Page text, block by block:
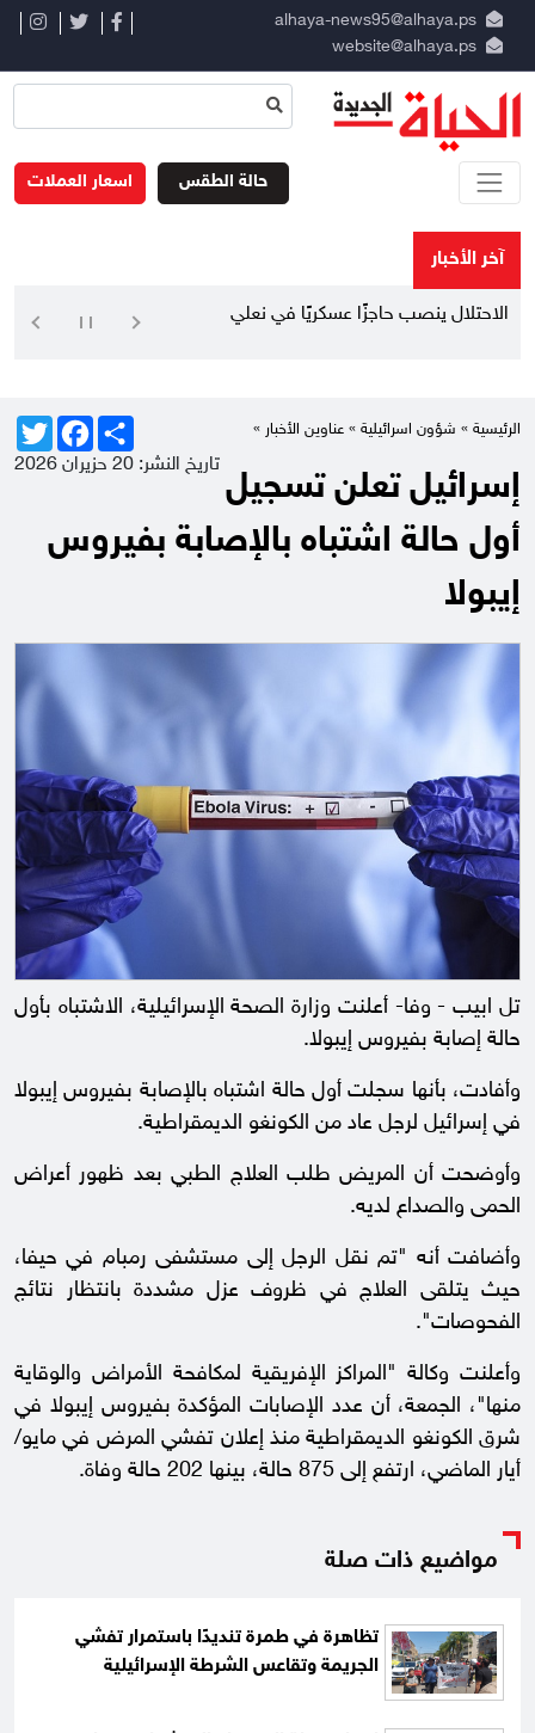
alhaya-news95@alhaya.ps
website@alhaya.ps
اسعار العملات حالة الطقس
آخر الأخبار
الاحتلال ينصب حاجزًا عسكريًا في نعلين
الرئيسية » شؤون اسرائيلية » عناوين الأخبار »
FacebookShare
تاريخ النشر: 20 حزيران 2026
إسرائيل تعلن تسجيل
أول حالة اشتباه بالإصابة بفيروس
إيبولا
تل ابيب - وفا- أعلنت وزارة الصحة الإسرائيلية، الاشتباه بأول
حالة إصابة بفيروس إيبولا.
وأفادت، بأنها سجلت أول حالة اشتباه بالإصابة بفيروس إيبولا
في إسرائيل لرجل عاد من الكونغو الديمقراطية.
وأوضحت أن المريض طلب العلاج الطبي بعد ظهور أعراض
الحمى والصداع لديه.
وأضافت أنه "تم نقل الرجل إلى مستشفى رمبام في حيفا،
حيث يتلقى العلاج في ظروف عزل مشددة بانتظار نتائج
الفحوصات".
وأعلنت وكالة "المراكز الإفريقية لمكافحة الأمراض والوقاية
منها"، الجمعة، أن عدد الإصابات المؤكدة بفيروس إيبولا في
شرق الكونغو الديمقراطية منذ إعلان تفشي المرض في مايو/
أيار الماضي، ارتفع إلى 875 حالة، بينها 202 حالة وفاة.
مواضيع ذات صلة
تظاهرة في طمرة تنديدًا باستمرار تفشي
الجريمة وتقاعس الشرطة الإسرائيلية